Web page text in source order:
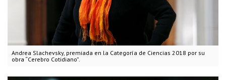
Andrea Slachevsky, premiada en la Categoría de Ciencias 2018 por su
obra “Cerebro Cotidiano”.